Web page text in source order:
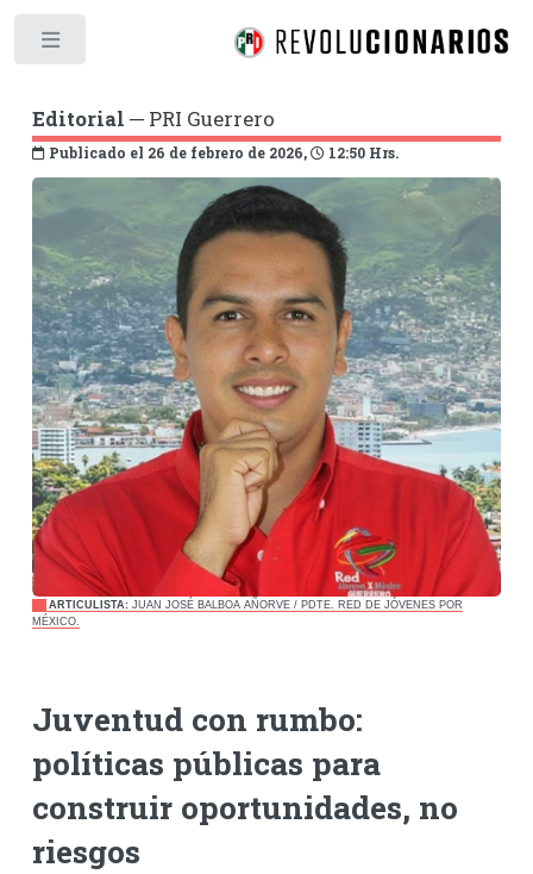
Editorial ─ PRI Guerrero
Publicado el 26 de febrero de 2026, 12:50 Hrs.
Juventud con rumbo:
políticas públicas para
construir oportunidades, no
riesgos
ARTICULISTA:JUAN JOSÉ BALBOA AÑORVE / PDTE. RED DE JÓVENES POR
MÉXICO.